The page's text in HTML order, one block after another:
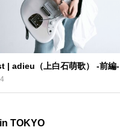
| adieu（上白石萌歌） -前編-
TOKYO